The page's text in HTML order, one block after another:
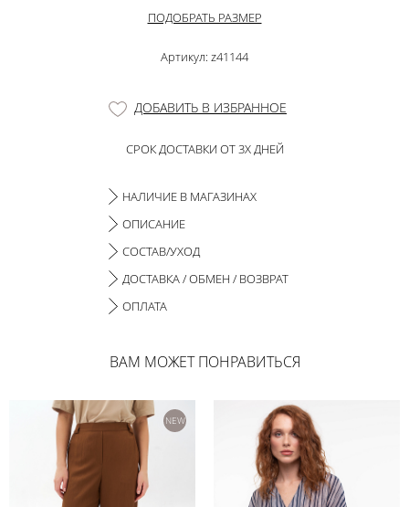
ПОДОБРАТЬ РАЗМЕР
Артикул: z41144
ДОБАВИТЬ В ИЗБРАННОЕ
СРОК ДОСТАВКИ ОТ 3Х ДНЕЙ
НАЛИЧИЕ В МАГАЗИНАХ
ОПИСАНИЕ
СОСТАВ/УХОД
ДОСТАВКА / ОБМЕН / ВОЗВРАТ
ОПЛАТА
ВАМ МОЖЕТ ПОНРАВИТЬСЯ
NEW